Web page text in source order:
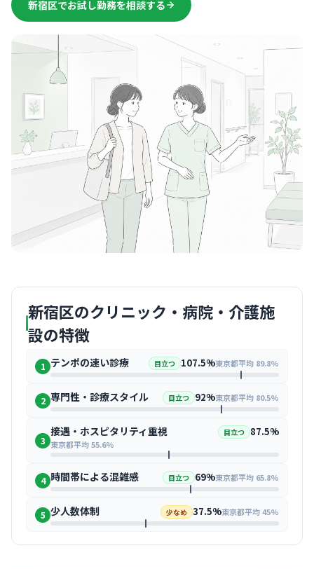
新宿区でお試し勤務を相談する
新宿区のクリニック・病院・介護施
設の特徴
1 テンポの速い診療 目立つ 107.5%東京都平均 89.8%
2 専門性・診療スタイル 目立つ 92%東京都平均 80.5%
3
接遇・ホスピタリティ重視 目立つ 87.5%
東京都平均 55.6%
4 時間帯による混雑感 目立つ 69%東京都平均 65.8%
5 少人数体制 少なめ 37.5%東京都平均 45%